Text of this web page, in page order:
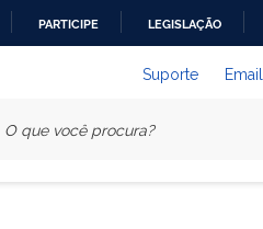
PARTICIPE LEGISLAÇÃO
Suporte Email